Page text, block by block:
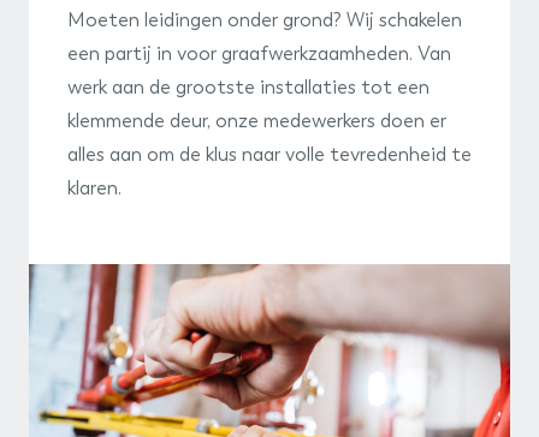
Moeten leidingen onder grond? Wij schakelen
een partij in voor graafwerkzaamheden. Van
werk aan de grootste installaties tot een
klemmende deur, onze medewerkers doen er
alles aan om de klus naar volle tevredenheid te
klaren.